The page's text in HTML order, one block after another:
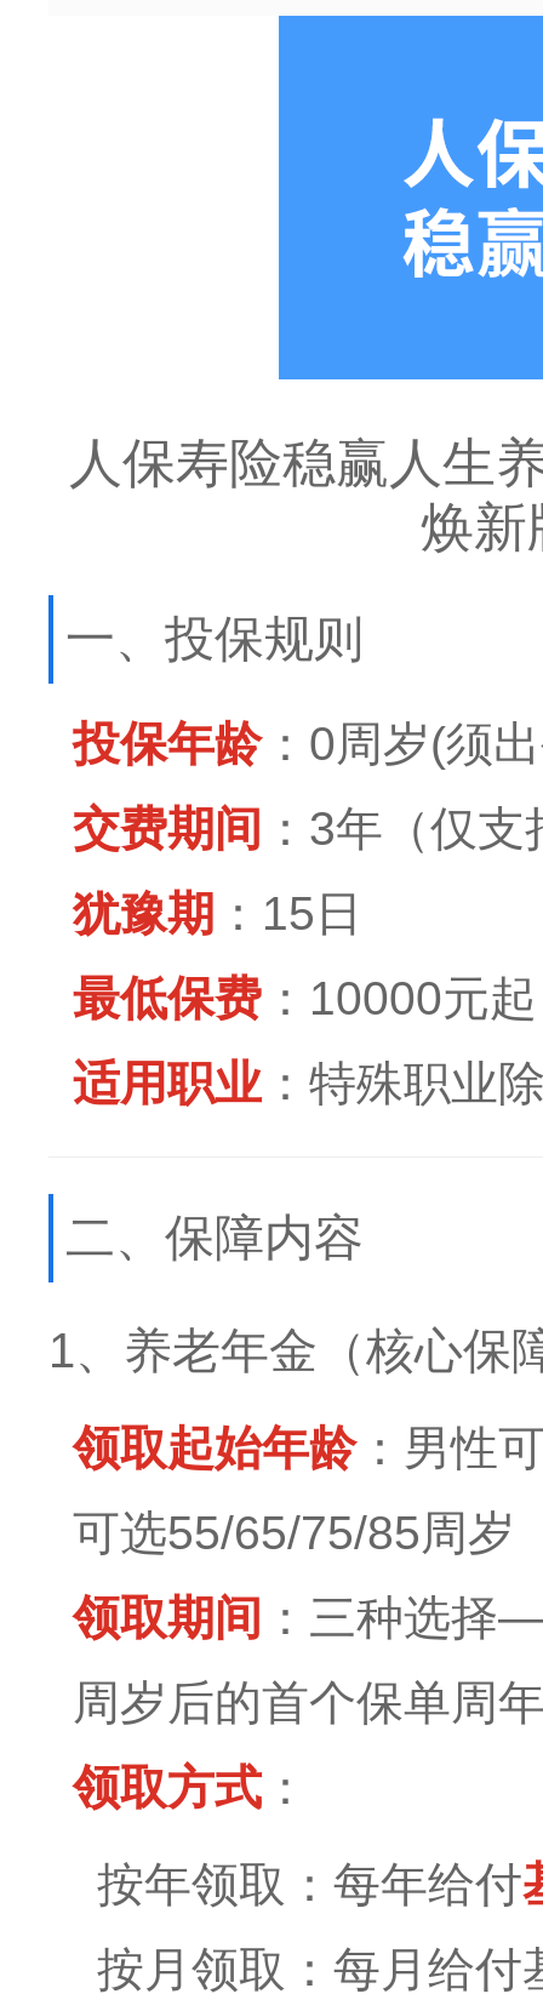
人保寿险稳赢人生
焕新
一、投保规则
投保年龄：0周岁(须
交费期间 ：3年（仅
犹豫期 ：15日
最低保费：10000元起
适用职业：特殊职业
二、保障内容
1、养老年金（核心保
领取起始年龄：男性
可选55/65/75/85周岁
领取期间 ：三种选择
周岁后的首个保单周
领取方式：
按年领取：每年给付
按月领取：每月给付